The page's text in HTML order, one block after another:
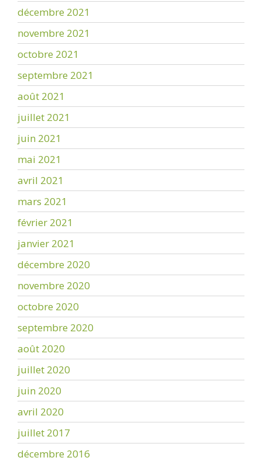
décembre 2021
novembre 2021
octobre 2021
septembre 2021
août 2021
juillet 2021
juin 2021
mai 2021
avril 2021
mars 2021
février 2021
janvier 2021
décembre 2020
novembre 2020
octobre 2020
septembre 2020
août 2020
juillet 2020
juin 2020
avril 2020
juillet 2017
décembre 2016